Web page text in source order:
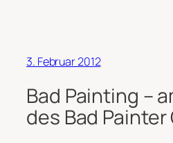
3. Februar 2012
Bad Painting –
des Bad Painter